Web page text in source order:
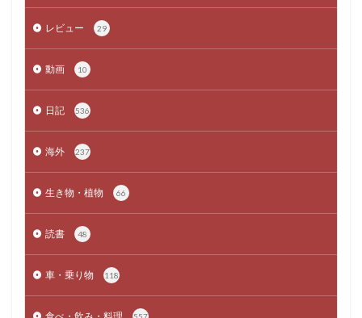
レビュー 29
動画 10
日記 536
海外 237
生き物・植物 66
読書 48
車・乗り物 118